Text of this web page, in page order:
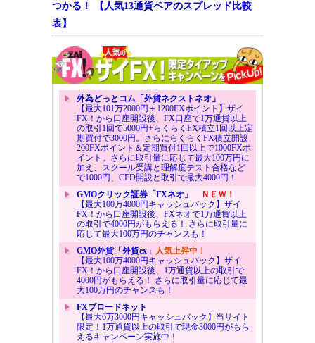
つかる！ 【人気13通貨ペアのスプレッド比較
表】
外為どっとコム「外貨ネクストネオ」
【最大101万2000円＋1200FXポイント】ザイ
FX！から口座開設後、FX口座で1万通貨以上
の取引1回で5000円+らくらくFX積立1回以上定
期買付で3000円。さらにらくらくFX積立開設
200FXポイント＆定期買付1回以上で1000FXポ
イント。さらに取引量に応じて最大100万円に
加え、スクール受講と理解度テスト合格など
で1000円、CFD開設と取引で最大4000円！
GMOクリック証券「FXネオ」
ＮＥＷ！
【最大100万4000円キャッシュバック】ザイ
FX！から口座開設後、FXネオで1万通貨以上
の取引で4000円がもらえる！ さらに取引量に
応じて最大100万円のチャンスも！
GMO外貨「外貨ex」 人気上昇中！
【最大100万4000円キャッシュバック】ザイ
FX！から口座開設後、1万通貨以上の取引で
4000円がもらえる！ さらに取引量に応じて最
大100万円のチャンスも！
FXブロードネット
【最大6万3000円キャッシュバック】当サイト
限定！1万通貨以上の取引で現金3000円がもら
えるキャンペーン実施中！